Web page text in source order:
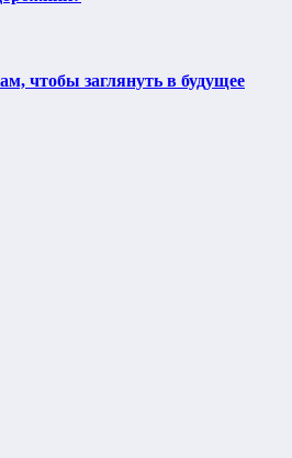
чтобы заглянуть в будущее